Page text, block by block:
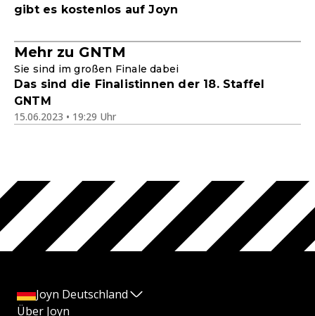
gibt es kostenlos auf Joyn
Mehr zu GNTM
Sie sind im großen Finale dabei
Das sind die Finalistinnen der 18. Staffel
GNTM
15.06.2023 • 19:29 Uhr
Joyn Deutschland
Über Joyn